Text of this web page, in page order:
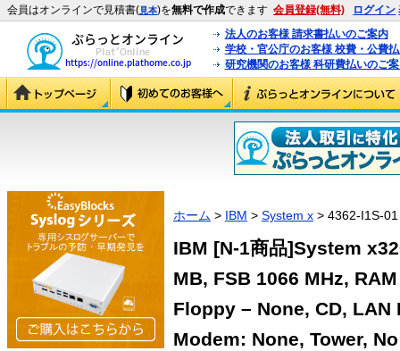
会員はオンラインで見積書(見本)を無料で作成できます 会員登録(無料) ログイン
法人のお客様 請求書払いのご案内
学校・官公庁のお客様 校費・公費
研究機関のお客様 科研費払いのご
ホーム > IBM > System x > 4362-I1S-01
IBM [N-1商品]System
MB, FSB 1066 MHz,
Floppy – None, CD, LAN
Modem: None, Tower,